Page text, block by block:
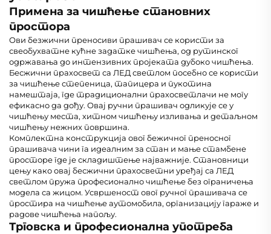
Примена за чишћење становних
простора
Ови безжични преносиви прашивач се користи за
свеобухватне кућне задатке чишћења, од рутинског
одржавања до интензивних пројеката дубоко чишћења.
Бесжични прахосвет са ЛЕД светлом посебно се користи
за чишћење степеница, тапицера и пукотина
намештаја, где традиционални прахосветлачи не могу
ефикасно да дођу. Овај ручни прашивач одликује се у
чишћењу места, хитном чишћењу изливања и детаљном
чишћењу нежних површина.
Комплектна конструкција овог бежичног преносног
прашивача чини га идеалним за стан и мање стамбене
просторе где је складиштење најважније. Становници
цењу како овај бесжични прахосветни уређај са ЛЕД
светлом пружа професионално чишћење без ограничења
модела са жицом. Усвршеност овог ручног прашивача се
простира на чишћење аутомобила, организацију гараже и
радове чишћења напољу.
Трговска и професионална употреба